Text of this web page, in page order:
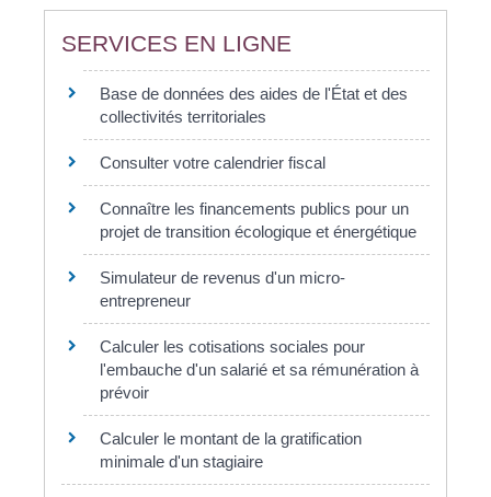
SERVICES EN LIGNE
Base de données des aides de l'État et des
collectivités territoriales
Consulter votre calendrier fiscal
Connaître les financements publics pour un
projet de transition écologique et énergétique
Simulateur de revenus d'un micro-
entrepreneur
Calculer les cotisations sociales pour
l'embauche d'un salarié et sa rémunération à
prévoir
Calculer le montant de la gratification
minimale d'un stagiaire